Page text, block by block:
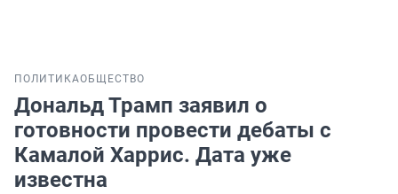
ПОЛИТИКАОБЩЕСТВО
Дональд Трамп заявил о
готовности провести дебаты с
Камалой Харрис. Дата уже
известна